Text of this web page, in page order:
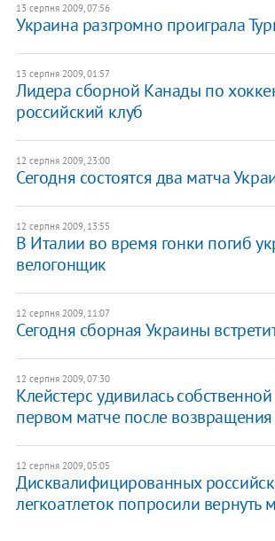
13 серпня 2009, 07:56
Украина разгромно проиграла
13 серпня 2009, 01:57
Лидера сборной Канады по
российский клуб
12 серпня 2009, 23:00
Сегодня состоятся два матча
12 серпня 2009, 13:55
В Италии во время гонки погиб
велогонщик
12 серпня 2009, 11:07
Сегодня сборная Украины
12 серпня 2009, 07:30
Клейстерс удивилась
первом матче после возвращения
12 серпня 2009, 05:05
Дисквалифицированных
легкоатлеток попросили вернуть